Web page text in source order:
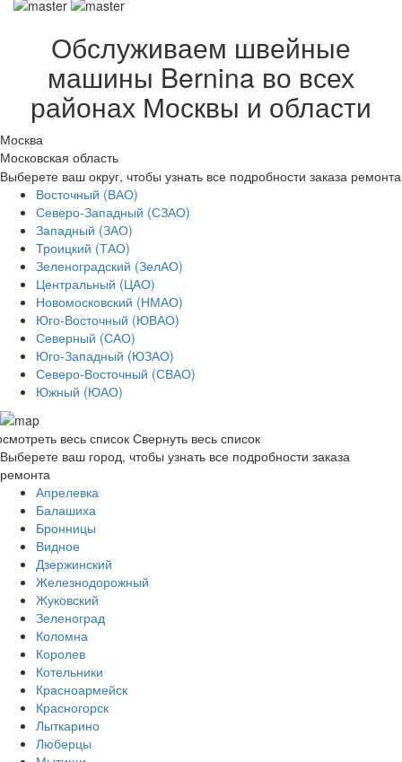
Обслуживаем швейные
машины Bernina во всех
районах Москвы и области
Москва
Московская область
Выберете ваш округ, чтобы узнать все подробности заказа ремонта
Восточный (ВАО)
Северо-Западный (СЗАО)
Западный (ЗАО)
Троицкий (ТАО)
Зеленоградский (ЗелАО)
Центральный (ЦАО)
Новомосковский (НМАО)
Юго-Восточный (ЮВАО)
Северный (САО)
Юго-Западный (ЮЗАО)
Северо-Восточный (СВАО)
Южный (ЮАО)
весь список Свернуть весь список
Выберете ваш город, чтобы узнать все подробности заказа
ремонта
Апрелевка
Балашиха
Бронницы
Видное
Дзержинский
Железнодорожный
Жуковский
Зеленоград
Коломна
Королев
Котельники
Красноармейск
Красногорск
Лыткарино
Люберцы